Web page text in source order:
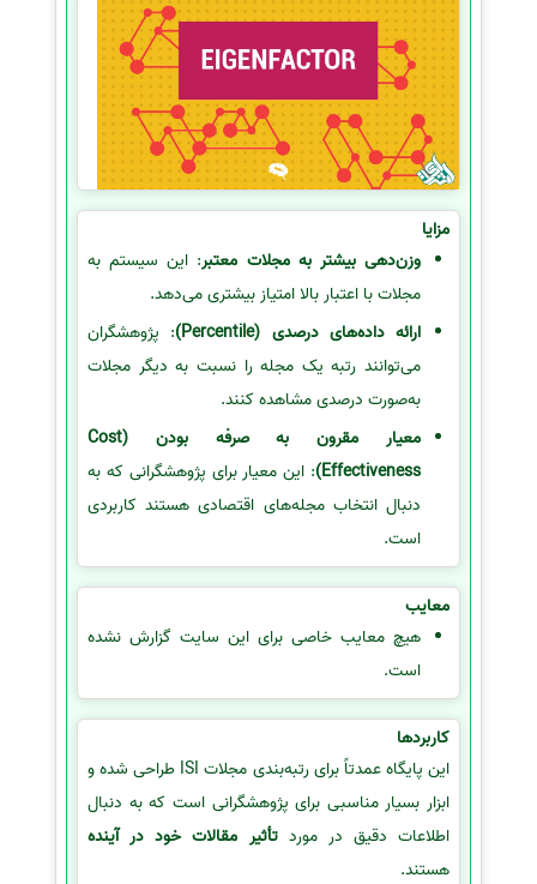
مزایا
وزن‌دهی بیشتر به مجلات معتبر: این سیستم به
مجلات با اعتبار بالا امتیاز بیشتری می‌دهد.
ارائه داده‌های درصدی (Percentile)
: پژوهشگران
می‌توانند رتبه یک مجله را نسبت به دیگر مجلات
به‌صورت درصدی مشاهده کنند.
معیار مقرون به صرفه بودن (Cost
Effectiveness) : این معیار برای پژوهشگرانی که به
دنبال انتخاب مجله‌های اقتصادی هستند کاربردی
است.
معایب
هیچ معایب خاصی برای این سایت گزارش نشده
است.
کاربردها
این پایگاه عمدتاً برای رتبه‌بندی مجلات ISI طراحی شده و
ابزار بسیار مناسبی برای پژوهشگرانی است که به دنبال
اطلاعات دقیق در موردتأثیر مقالات خود در آینده
هستند.